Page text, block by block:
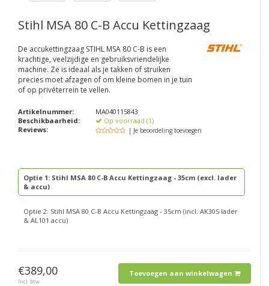
Stihl MSA 80 C-B Accu Kettingzaag
De accukettingzaag STIHL MSA 80 C-B is een
krachtige, veelzijdige en gebruiksvriendelijke
machine. Ze is ideaal als je takken of struiken
precies moet afzagen of om kleine bomen in je tuin
of op privéterrein te vellen.
Artikelnummer:
MA040115843
Beschikbaarheid:
Op voorraad (1)
Reviews:
| Je beoordeling toevoegen
Optie 1: Stihl MSA 80 C-B Accu Kettingzaag - 35cm (excl. lader
& accu)
Optie 2: Stihl MSA 80 C-B Accu Kettingzaag - 35cm (incl. AK30S lader
& AL101 accu)
€389,00
Incl. btw
Toevoegen aan winkelwagen